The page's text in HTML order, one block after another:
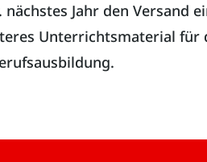
Jahr den Versand
Unterrichtsmaterial für